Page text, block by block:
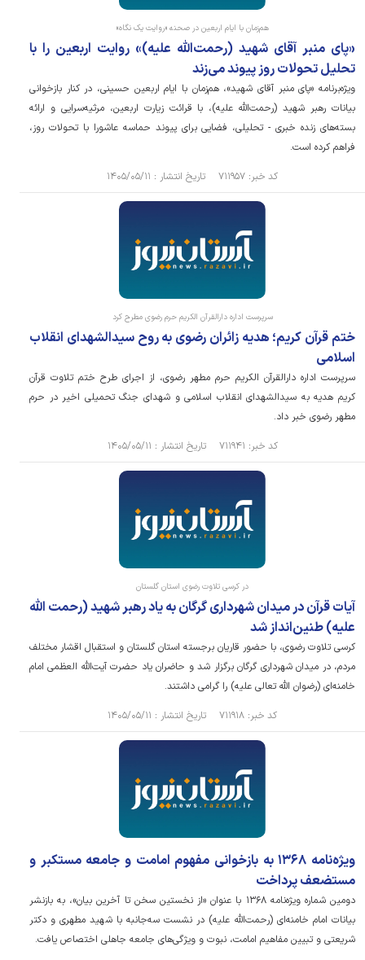
هم‌زمان با ایام اربعین در صحنه «روایت یک نگاه»
«پای منبر آقای شهید (رحمت‌الله علیه)» روایت اربعین را با
تحلیل تحولات روز پیوند می‌زند
ویژه‌برنامه «پای منبر آقای شهید»، هم‌زمان با ایام اربعین حسینی، در کنار بازخوانی
بیانات رهبر شهید (رحمت‌الله علیه)، با قرائت زیارت اربعین، مرثیه‌سرایی و ارائه
بسته‌های زنده خبری - تحلیلی، فضایی برای پیوند حماسه عاشورا با تحولات روز،
فراهم کرده است.
کد خبر: ۷۱۱۹۵۷ تاریخ انتشار : ۱۴۰۵/۰۵/۱۱
سرپرست اداره دارالقرآن الکریم حرم رضوی مطرح کرد
ختم قرآن کریم؛ هدیه زائران رضوی به روح سیدالشهدای انقلاب
اسلامی
سرپرست اداره دارالقرآن الکریم حرم مطهر رضوی، از اجرای طرح ختم تلاوت قرآن
کریم هدیه به سیدالشهدای انقلاب اسلامی و شهدای جنگ تحمیلی اخیر در حرم
مطهر رضوی خبر داد.
کد خبر: ۷۱۱۹۴۱ تاریخ انتشار : ۱۴۰۵/۰۵/۱۱
در کرسی تلاوت رضوی استان گلستان
آیات قرآن در میدان شهرداری گرگان به یاد رهبر شهید (رحمت الله
علیه) طنین‌انداز شد
کرسی تلاوت رضوی، با حضور قاریان برجسته استان گلستان و استقبال اقشار مختلف
مردم، در میدان شهرداری گرگان برگزار شد و حاضران یاد حضرت آیت‌الله العظمی امام
خامنه‌ای (رضوان الله تعالی علیه) را گرامی داشتند.
کد خبر: ۷۱۱۹۱۸ تاریخ انتشار : ۱۴۰۵/۰۵/۱۱
ویژه‌نامه ۱۳۶۸ به بازخوانی مفهوم امامت و جامعه مستکبر و
مستضعف پرداخت
دومین شماره ویژه‌نامه ۱۳۶۸ با عنوان «از نخستین سخن تا آخرین بیان»، به بازنشر
بیانات امام خامنه‌ای (رحمت‌الله علیه) در نشست سه‌جانبه با شهید مطهری و دکتر
شریعتی و تبیین مفاهیم امامت، نبوت و ویژگی‌های جامعه جاهلی اختصاص یافت.